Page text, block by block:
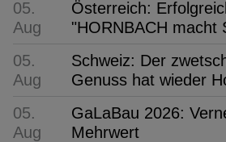
05.
Aug
Österreich:
"HORNBACH macht
05.
Aug
Schweiz: Der
Genuss hat wieder
05.
Aug
GaLaBau 2026:
Mehrwert